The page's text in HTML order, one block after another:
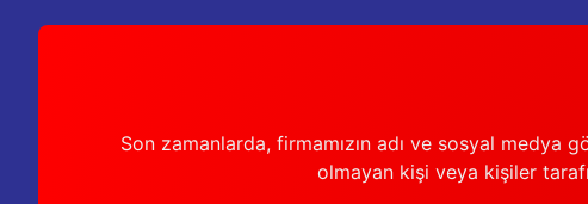
Son zamanlarda, firmamızın adı ve sosyal medya
olmayan kişi veya kişiler